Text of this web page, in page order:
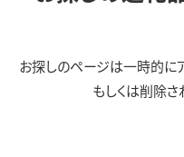
お探しのページは一時的に
もしくは削除さ